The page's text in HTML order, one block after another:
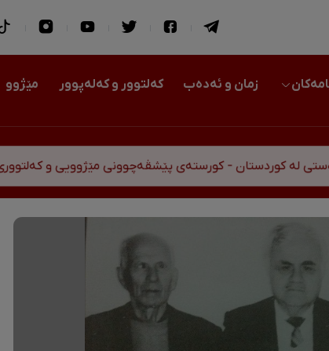
زمان و ئەدەب کەلتوور و کەلەپوور مێژوو
- کورستەی پێشڤەچوونی مێژوویی و کەلتووری-سیاسی